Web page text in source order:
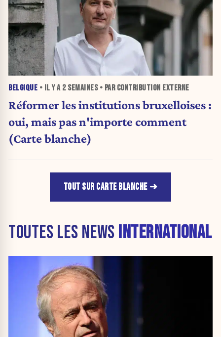
BELGIQUE • IL Y A 2 SEMAINES• PAR CONTRIBUTION EXTERNE
Réformer les institutions bruxelloises :
oui, mais pas n'importe comment
(Carte blanche)
TOUT SUR CARTE BLANCHE
TOUTES LES NEWS INTERNATIONAL